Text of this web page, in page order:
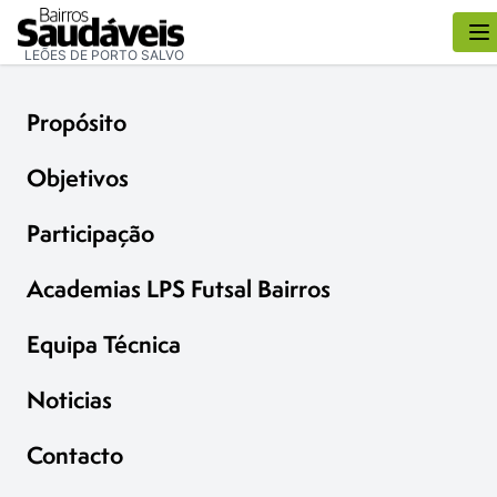
LEÕES DE PORTO SALVO
Propósito
Objetivos
Participação
Academias LPS Futsal Bairros
Equipa Técnica
Noticias
Contacto